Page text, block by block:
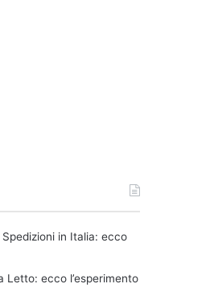
in Italia: ecco
Letto: ecco l’esperimento